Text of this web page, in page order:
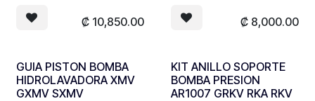
₡ 10,850.00 ₡ 8,000.00
GUIA PISTON BOMBA
HIDROLAVADORA XMV
GXMV SXMV
KIT ANILLO SOPORTE
BOMBA PRESION
AR1007 GRKV RKA RKV